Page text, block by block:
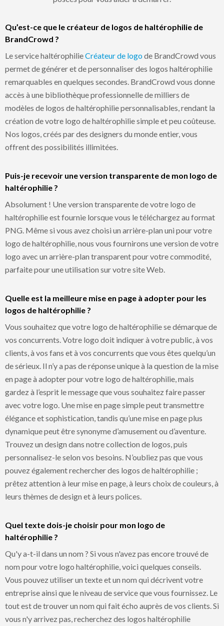
Qu’est-ce que le créateur de logos de haltérophilie de
BrandCrowd ?
Le service haltérophilieCréateur de logode BrandCrowd vous
permet de générer et de personnaliser des logos haltérophilie
remarquables en quelques secondes. BrandCrowd vous donne
accès à une bibliothèque professionnelle de milliers de
modèles de logos de haltérophilie personnalisables, rendant la
création de votre logo de haltérophilie simple et peu coûteuse.
Nos logos, créés par des designers du monde entier, vous
offrent des possibilités illimitées.
Puis-je recevoir une version transparente de mon logo de
haltérophilie ?
Absolument ! Une version transparente de votre logo de
haltérophilie est fournie lorsque vous le téléchargez au format
PNG. Même si vous avez choisi un arrière-plan uni pour votre
logo de haltérophilie, nous vous fournirons une version de votre
logo avec un arrière-plan transparent pour votre commodité,
parfaite pour une utilisation sur votre site Web.
Quelle est la meilleure mise en page à adopter pour les
logos de haltérophilie ?
Vous souhaitez que votre logo de haltérophilie se démarque de
vos concurrents. Votre logo doit indiquer à votre public, à vos
clients, à vos fans et à vos concurrents que vous êtes quelqu’un
de sérieux. Il n’y a pas de réponse unique à la question de la mise
en page à adopter pour votre logo de haltérophilie, mais
gardez à l’esprit le message que vous souhaitez faire passer
avec votre logo. Une mise en page simple peut transmettre
élégance et sophistication, tandis qu’une mise en page plus
dynamique peut être synonyme d’amusement ou d’aventure.
Trouvez un design dans notre collection de logos, puis
personnalisez-le selon vos besoins. N’oubliez pas que vous
pouvez également rechercher des logos de haltérophilie ;
prêtez attention à leur mise en page, à leurs choix de couleurs, à
leurs thèmes de design et à leurs polices.
Quel texte dois-je choisir pour mon logo de
haltérophilie ?
Qu'y a-t-il dans un nom ? Si vous n'avez pas encore trouvé de
nom pour votre logo haltérophilie, voici quelques conseils.
Vous pouvez utiliser un texte et un nom qui décrivent votre
entreprise ainsi que le niveau de service que vous fournissez. Le
tout est de trouver un nom qui fait écho auprès de vos clients. Si
vous n'y arrivez pas, recherchez des logos haltérophilie